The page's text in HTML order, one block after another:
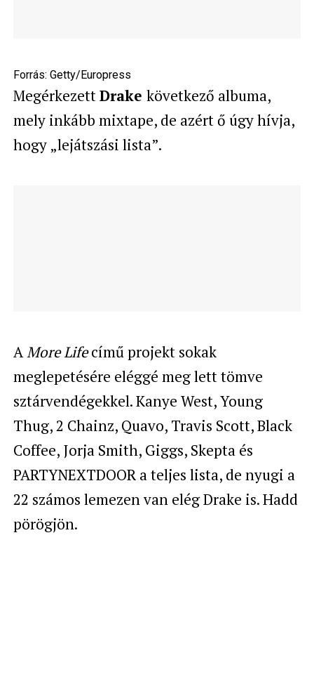
Forrás: Getty/Europress
MegérkezettDrake következő albuma,
mely inkább mixtape, de azért ő úgy hívja,
hogy „lejátszási lista”.
AMore Lifecímű projekt sokak
meglepetésére eléggé meg lett tömve
sztárvendégekkel.Kanye West, Young
Thug, 2 Chainz, Quavo, Travis Scott, Black
Coffee, Jorja Smith, Giggs, Skepta és
PARTYNEXTDOOR a teljes lista, de nyugi a
22 számos lemezen van elég Drake is. Hadd
pörögjön.